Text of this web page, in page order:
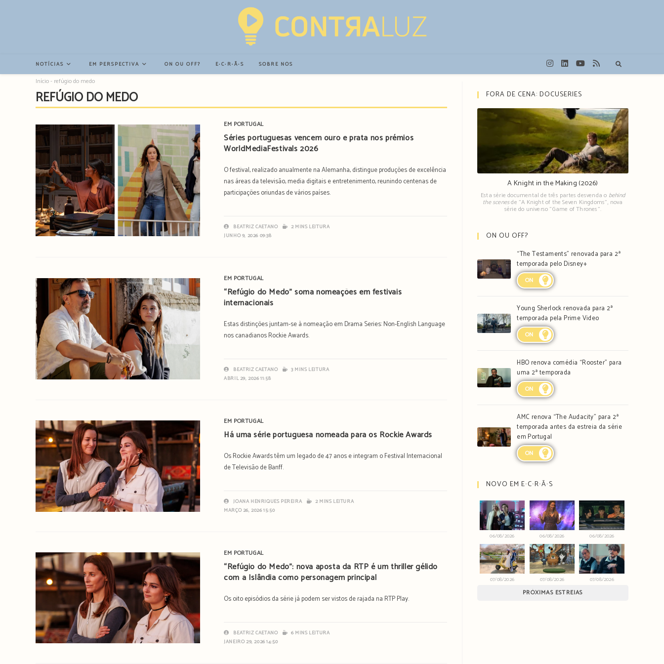
NOTÍCIAS EM PERSPECTIVA ON OU OFF? E∙C∙R∙Ã∙S SOBRE NÓS
Início- refúgio do medo
REFÚGIO DO MEDO
EM PORTUGAL
Séries portuguesas vencem ouro e prata nos prémios
WorldMediaFestivals 2026
O festival, realizado anualmente na Alemanha, distingue produções de excelência
nas áreas da televisão, media digitais e entretenimento, reunindo centenas de
participações oriundas de vários países.
BEATRIZ CAETANO
2 MINS LEITURA
JUNHO 9, 2026 09:38
EM PORTUGAL
“Refúgio do Medo” soma nomeações em festivais
internacionais
Estas distinções juntam-se à nomeação em Drama Series: Non-English Language
nos canadianos Rockie Awards.
BEATRIZ CAETANO
3 MINS LEITURA
ABRIL 29, 2026 11:58
EM PORTUGAL
Há uma série portuguesa nomeada para os Rockie Awards
Os Rockie Awards têm um legado de 47 anos e integram o Festival Internacional
de Televisão de Banff.
JOANA HENRIQUES PEREIRA
2 MINS LEITURA
MARÇO 26, 2026 15:50
EM PORTUGAL
“Refúgio do Medo”: nova aposta da RTP é um thriller gélido
com a Islândia como personagem principal
Os oito episódios da série já podem ser vistos de rajada na RTP Play.
BEATRIZ CAETANO
6 MINS LEITURA
JANEIRO 29, 2026 14:50
FORA DE CENA: DOCUSERIES
A Knight in the Making (2026)
Esta série documental de três partes desvenda o behind
the scenesde "A Knight of the Seven Kingdoms", nova
série do universo "Game of Thrones".
ON OU OFF?
“The Testaments” renovada para 2ª
temporada pelo Disney+
ON
Young Sherlock renovada para 2ª
temporada pela Prime Video
ON
HBO renova comédia “Rooster” para
uma 2ª temporada
ON
AMC renova “The Audacity” para 2ª
temporada antes da estreia da série
em Portugal
ON
NOVO EM E∙C∙R∙Ã∙S
06/08/2026 06/08/2026 06/08/2026
07/08/2026 07/08/2026 07/08/2026
PRÓXIMAS ESTREIAS